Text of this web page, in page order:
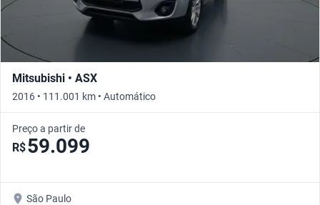
Mitsubishi • ASX
2016 • 111.001 km • Automático
Preço a partir de
R$59.099
São Paulo